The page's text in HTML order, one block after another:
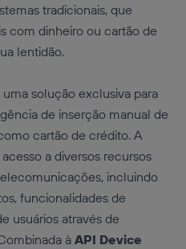
tradicionais, que
com dinheiro ou cartão de
lentidão.
solução exclusiva para
de inserção manual de
cartão de crédito. A
a diversos recursos
incluindo
funcionalidades de
usuários através de
à API Device